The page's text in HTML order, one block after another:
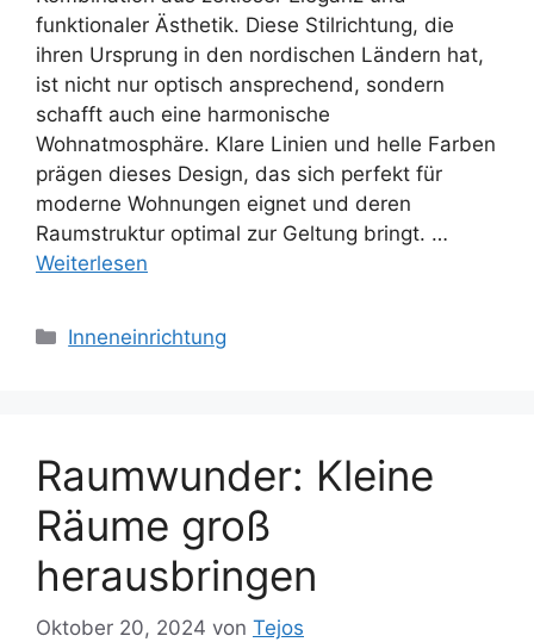
funktionaler Ästhetik. Diese Stilrichtung, die
ihren Ursprung in den nordischen Ländern hat,
ist nicht nur optisch ansprechend, sondern
schafft auch eine harmonische
Wohnatmosphäre. Klare Linien und helle Farben
prägen dieses Design, das sich perfekt für
moderne Wohnungen eignet und deren
Raumstruktur optimal zur Geltung bringt. …
Weiterlesen
Kategorien
Inneneinrichtung
Raumwunder: Kleine
Räume groß
herausbringen
Oktober 20, 2024 von Tejos